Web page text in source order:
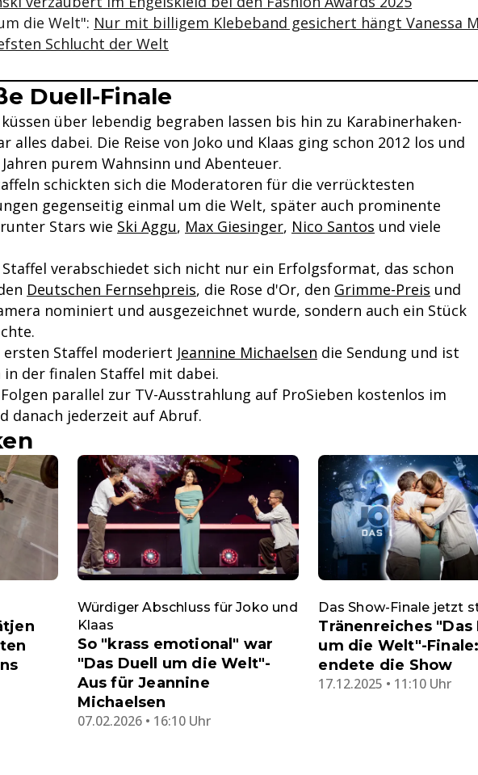
die Welt": Nur mit billigem Klebeband gesichert hängt Vanessa
Schlucht der Welt
Duell-Finale
über lebendig begraben lassen bis hin zu Karabinerhaken-
alles dabei. Die Reise von Joko und Klaas ging schon 2012 los und
purem Wahnsinn und Abenteuer.
schickten sich die Moderatoren für die verrücktesten
gegenseitig einmal um die Welt, später auch prominente
Stars wie Ski Aggu, Max Giesinger, Nico Santos und viele
verabschiedet sich nicht nur ein Erfolgsformat, das schon
Deutschen Fernsehpreis, die Rose d'Or, den Grimme-Preis und
nominiert und ausgezeichnet wurde, sondern auch ein Stück
ersten Staffel moderiert Jeannine Michaelsen die Sendung und ist
der finalen Staffel mit dabei.
parallel zur TV-Ausstrahlung auf ProSieben kostenlos im
danach jederzeit auf Abruf.
Würdiger Abschluss für Joko und
Klaas
So "krass emotional" war
"Das Duell um die Welt"-
Aus für Jeannine
Michaelsen
07.02.2026 • 16:10 Uhr
Das Show-Finale jetzt
Tränenreiches "Das
um die Welt"-
endete die Show
17.12.2025 • 11:10 Uhr